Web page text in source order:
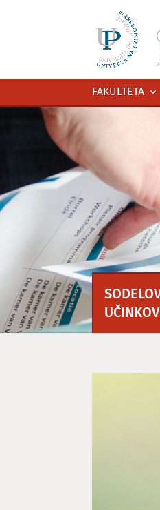
FAKULTETA